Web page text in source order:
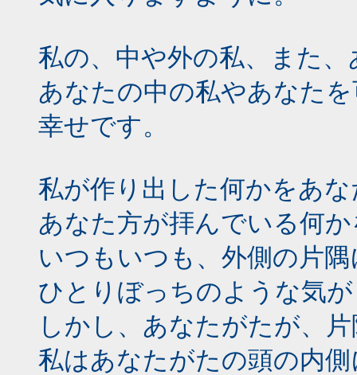
私の、中や外の私、また
あなたの中の私やあなた
幸せです。
私が作り出した何かをあ
あなた方が拝んでいる何
いつもいつも、外側の片
ひとりぼっちのような気
しかし、あなたがたが、
私はあなたがたの頭の内